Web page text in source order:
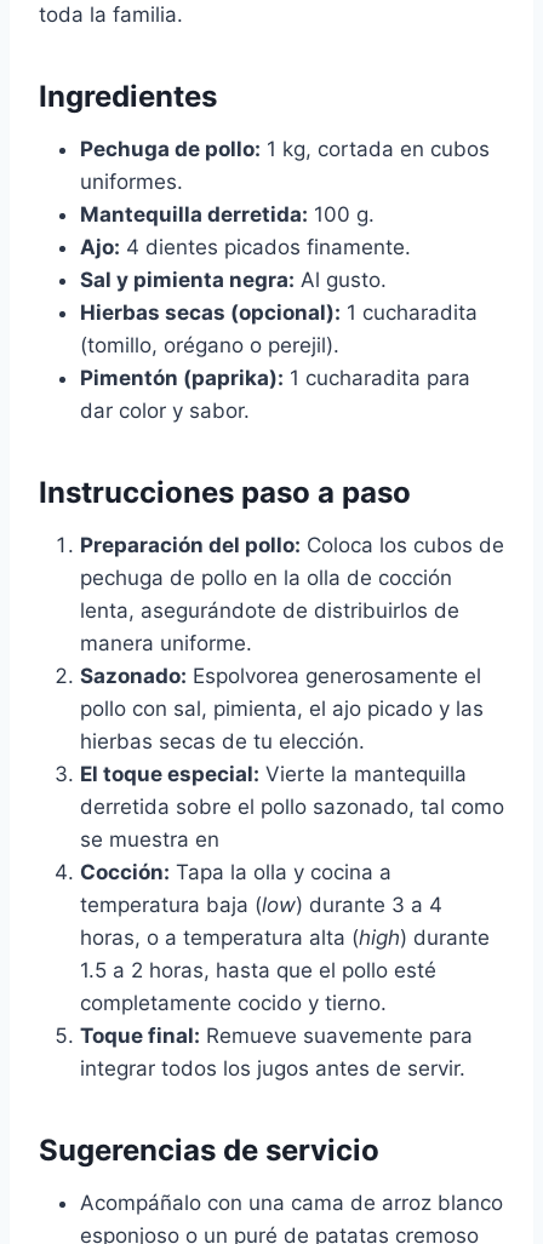
toda la familia.
Ingredientes
Pechuga de pollo: 1 kg, cortada en cubos
uniformes.
Mantequilla derretida: 100 g.
Ajo: 4 dientes picados finamente.
Sal y pimienta negra: Al gusto.
Hierbas secas (opcional): 1 cucharadita
(tomillo, orégano o perejil).
Pimentón (paprika): 1 cucharadita para
dar color y sabor.
Instrucciones paso a paso
Preparación del pollo: Coloca los cubos de
pechuga de pollo en la olla de cocción
lenta, asegurándote de distribuirlos de
manera uniforme.
Sazonado: Espolvorea generosamente el
pollo con sal, pimienta, el ajo picado y las
hierbas secas de tu elección.
El toque especial: Vierte la mantequilla
derretida sobre el pollo sazonado, tal como
se muestra en
Cocción: Tapa la olla y cocina a
temperatura baja (low) durante 3 a 4
horas, o a temperatura alta (high) durante
1.5 a 2 horas, hasta que el pollo esté
completamente cocido y tierno.
Toque final: Remueve suavemente para
integrar todos los jugos antes de servir.
Sugerencias de servicio
Acompáñalo con una cama de arroz blanco
esponjoso o un puré de patatas cremoso